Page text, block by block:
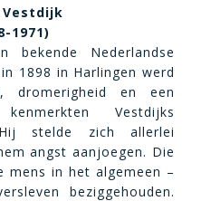
Vestdijk
1971)
bekende Nederlandse
1898 in Harlingen werd
dromerigheid en een
Vestdijks
stelde zich allerlei
angst aanjoegen. Die
mens in het algemeen –
beziggehouden.